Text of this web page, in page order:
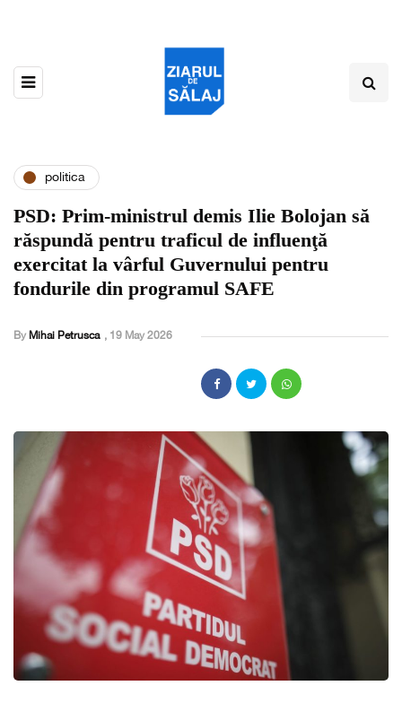
politica
PSD: Prim-ministrul demis Ilie Bolojan să
răspundă pentru traficul de influenţă
exercitat la vârful Guvernului pentru
fondurile din programul SAFE
By Mihai Petrusca , 19 May 2026